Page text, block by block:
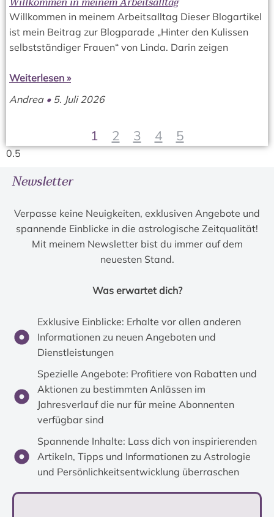
Willkommen in meinem Arbeitsalltag Dieser Blogartikel
ist mein Beitrag zur Blogparade „Hinter den Kulissen
selbstständiger Frauen“ von Linda. Darin zeigen
Weiterlesen »
Andrea 5. Juli 2026
1 2 3 4 5
Newsletter
Verpasse keine Neuigkeiten, exklusiven Angebote und
spannende Einblicke in die astrologische Zeitqualität!
Mit meinem Newsletter bist du immer auf dem
neuesten Stand.
Was erwartet dich?
Exklusive Einblicke: Erhalte vor allen anderen
Informationen zu neuen Angeboten und
Dienstleistungen
Spezielle Angebote: Profitiere von Rabatten und
Aktionen zu bestimmten Anlässen im
Jahresverlauf die nur für meine Abonnenten
verfügbar sind
Spannende Inhalte: Lass dich von inspirierenden
Artikeln, Tipps und Informationen zu Astrologie
und Persönlichkeitsentwicklung überraschen